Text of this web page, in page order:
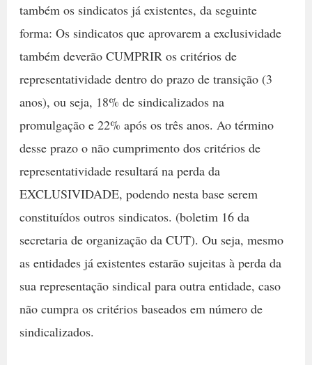
também os sindicatos já existentes, da seguinte
forma: Os sindicatos que aprovarem a exclusividade
também deverão CUMPRIR os critérios de
representatividade dentro do prazo de transição (3
anos), ou seja, 18% de sindicalizados na
promulgação e 22% após os três anos. Ao término
desse prazo o não cumprimento dos critérios de
representatividade resultará na perda da
EXCLUSIVIDADE, podendo nesta base serem
constituídos outros sindicatos. (boletim 16 da
secretaria de organização da CUT). Ou seja, mesmo
as entidades já existentes estarão sujeitas à perda da
sua representação sindical para outra entidade, caso
não cumpra os critérios baseados em número de
sindicalizados.